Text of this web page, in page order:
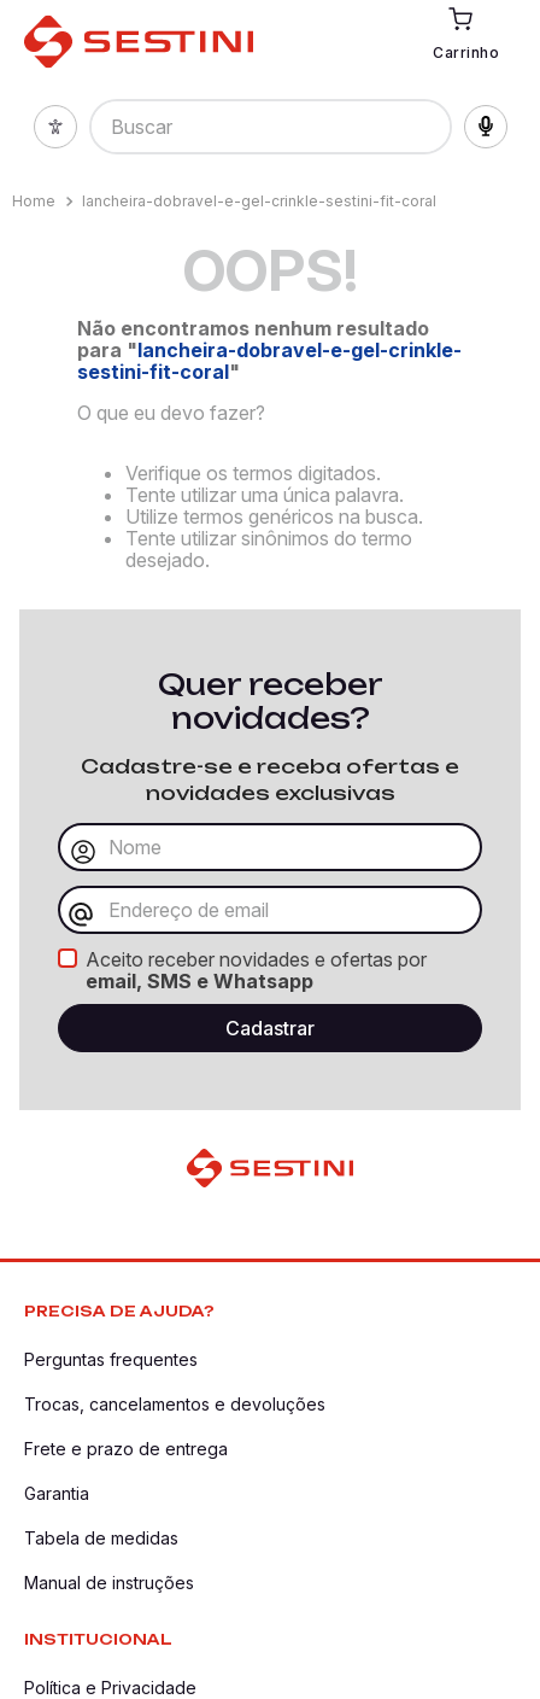
Carrinho
Buscar
lancheira-dobravel-e-gel-crinkle-sestini-fit-coral
OOPS!
Não encontramos nenhum resultado
para "lancheira-dobravel-e-gel-crinkle-
sestini-fit-coral"
O que eu devo fazer?
Verifique os termos digitados.
Tente utilizar uma única palavra.
Utilize termos genéricos na busca.
Tente utilizar sinônimos do termo
desejado.
Quer receber
novidades?
Cadastre-se e receba ofertas e
novidades exclusivas
Aceito receber novidades e ofertas por
email, SMS e Whatsapp
PRECISA DE AJUDA?
Perguntas frequentes
Trocas, cancelamentos e devoluções
Frete e prazo de entrega
Garantia
Tabela de medidas
Manual de instruções
INSTITUCIONAL
Política e Privacidade